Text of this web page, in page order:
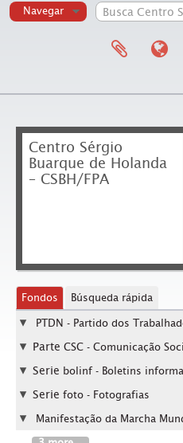
Navegar
Centro Sérgio
Buarque de Holanda
– CSBH/FPA
Fondos Búsqueda rápida
PTDN - Partido dos
Parte CSC - Comunicação
Serie bolinf - Boletins
Serie foto - Fotografias
Manifestação da Marcha Mundial das